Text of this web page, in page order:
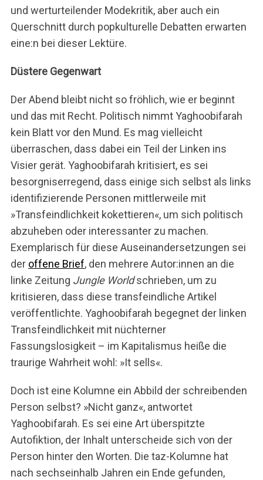
und werturteilender Modekritik, aber auch ein
Querschnitt durch popkulturelle Debatten erwarten
eine:n bei dieser Lektüre.
Düstere Gegenwart
Der Abend bleibt nicht so fröhlich, wie er beginnt
und das mit Recht. Politisch nimmt Yaghoobifarah
kein Blatt vor den Mund. Es mag vielleicht
überraschen, dass dabei ein Teil der Linken ins
Visier gerät. Yaghoobifarah kritisiert, es sei
besorgniserregend, dass einige sich selbst als links
identifizierende Personen mittlerweile mit
»Transfeindlichkeit kokettieren«, um sich politisch
abzuheben oder interessanter zu machen.
Exemplarisch für diese Auseinandersetzungen sei
der offene Brief, den mehrere Autor:innen an die
linke Zeitung Jungle Worldschrieben, um zu
kritisieren, dass diese transfeindliche Artikel
veröffentlichte. Yaghoobifarah begegnet der linken
Transfeindlichkeit mit nüchterner
Fassungslosigkeit – im Kapitalismus heiße die
traurige Wahrheit wohl: »It sells«.
Doch ist eine Kolumne ein Abbild der schreibenden
Person selbst? »Nicht ganz«, antwortet
Yaghoobifarah. Es sei eine Art überspitzte
Autofiktion, der Inhalt unterscheide sich von der
Person hinter den Worten. Die taz-Kolumne hat
nach sechseinhalb Jahren ein Ende gefunden,